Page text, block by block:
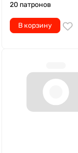
20 патронов
В корзину